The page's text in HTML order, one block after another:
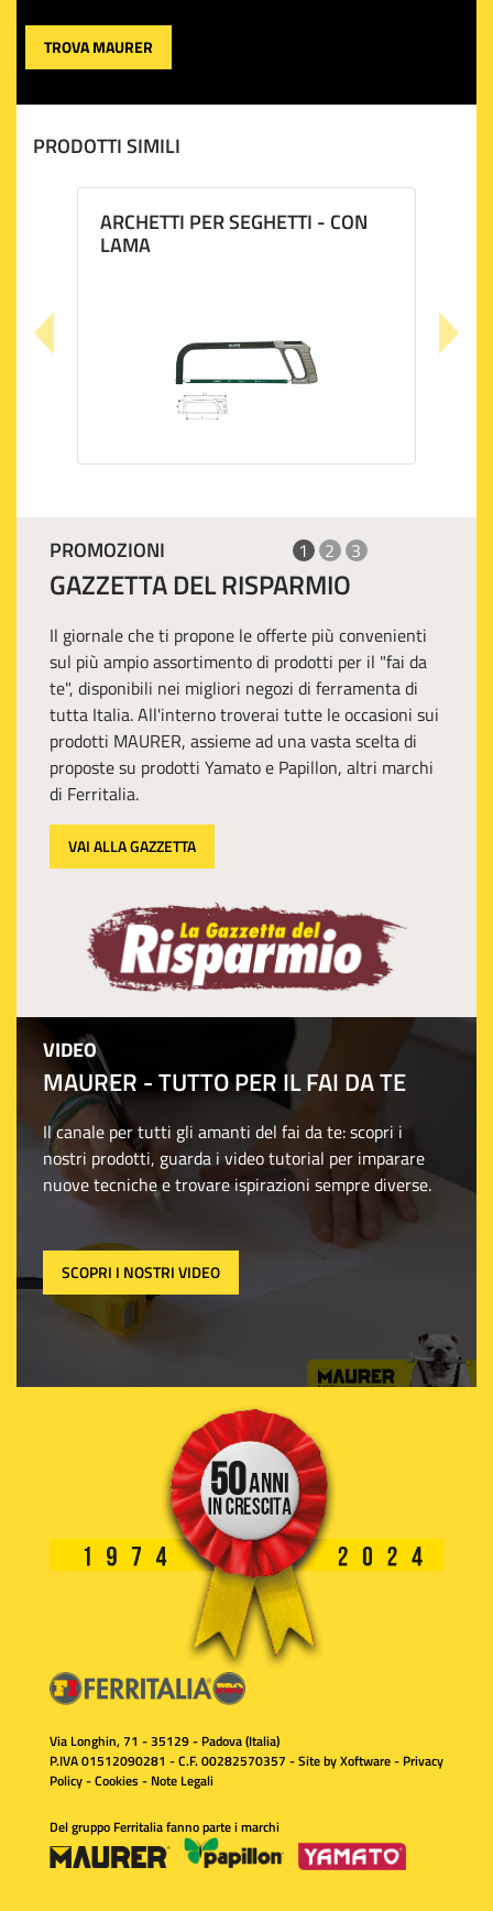
TROVA MAURER
PRODOTTI SIMILI
ARCHETTI PER SEGHETTI - CON
LAMA
PROMOZIONI 1 2 3
GAZZETTA DEL RISPARMIO
Il giornale che ti propone le offerte più convenienti
sul più ampio assortimento di prodotti per il "fai da
te", disponibili nei migliori negozi di ferramenta di
tutta Italia. All'interno troverai tutte le occasioni sui
prodotti MAURER, assieme ad una vasta scelta di
proposte su prodotti Yamato e Papillon, altri marchi
di Ferritalia.
VAI ALLA GAZZETTA
VIDEO
MAURER - TUTTO PER IL FAI DA TE
Il canale per tutti gli amanti del fai da te: scopri i
nostri prodotti, guarda i video tutorial per imparare
nuove tecniche e trovare ispirazioni sempre diverse.
SCOPRI I NOSTRI VIDEO
Via Longhin, 71 - 35129 - Padova (Italia)
P.IVA 01512090281 - C.F. 00282570357 - Site byXoftware- Privacy
Policy-Cookies- Note Legali
Del gruppo Ferritalia fanno parte i marchi